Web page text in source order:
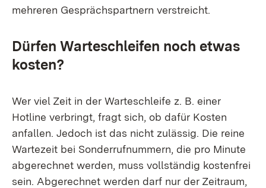
mehreren Gesprächspartnern verstreicht.
Dürfen Warteschleifen noch etwas
kosten?
Wer viel Zeit in der Warteschleife z. B. einer
Hotline verbringt, fragt sich, ob dafür Kosten
anfallen. Jedoch ist das nicht zulässig. Die reine
Wartezeit bei Sonderrufnummern, die pro Minute
abgerechnet werden, muss vollständig kostenfrei
sein. Abgerechnet werden darf nur der Zeitraum,